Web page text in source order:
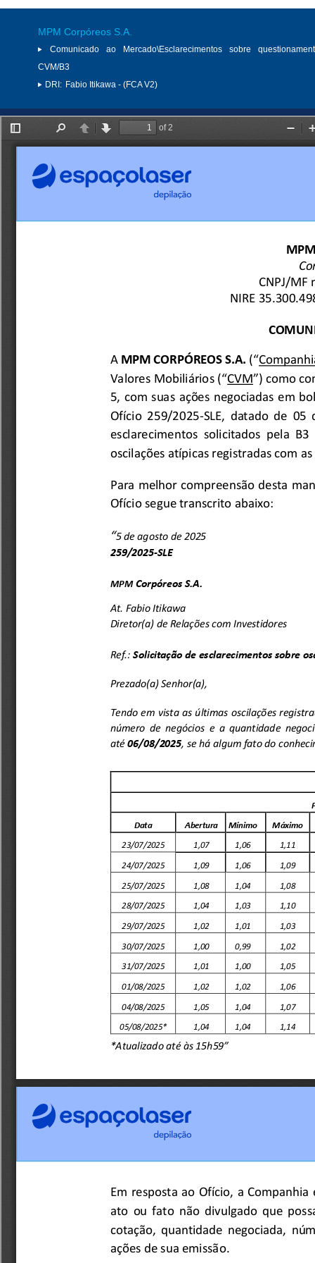
MPM Corpóreos S.A.
Comunicado ao Mercado\Esclarecimentos sobre
CVM/B3
DRI: Fabio Itikawa - (FCA V2)